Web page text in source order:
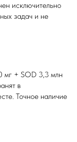
исключительно
задач и не
мг + SOD 3,3 млн
в
Точное наличие